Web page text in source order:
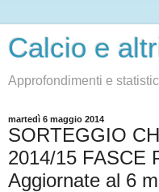
Calcio e
Approfondimenti e
martedì 6 maggio 2014
SORTEGGIO
2014/15 FASCE
Aggiornate al 6